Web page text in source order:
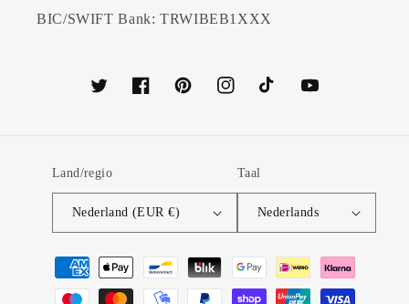
BIC/SWIFT Bank: TRWIBEB1XXX
TwitterFacebookPinterestInstagramTikTokYouTube
Land/regio
Nederland (EUR €)
Taal
Nederlands
Betaalmethoden